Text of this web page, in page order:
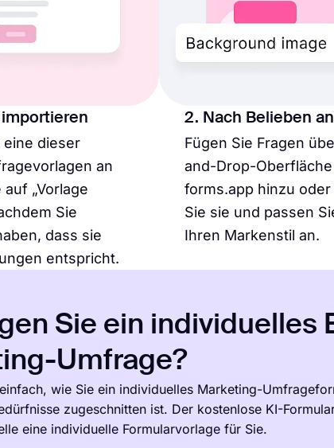
importieren
eine dieser
an
„Vorlage
Sie
dass sie
entspricht.
2. Nach Belieben
Fügen Sie Fragen
and-Drop-
forms.app hinzu
Sie sie und passen
Ihren Markenstil an.
Sie ein individuelles
Umfrage?
wie Sie ein individuelles Marketing-
zugeschnitten ist. Der kostenlose KI-
eine individuelle Formularvorlage für Sie.